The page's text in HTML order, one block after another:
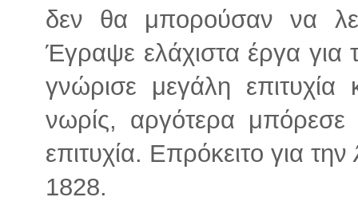
δεν θα μπορούσαν να
Έγραψε ελάχιστα έργα
γνώρισε μεγάλη
νωρίς, αργότερα μπόρεσε
επιτυχία. Επρόκειτο για την
1828.